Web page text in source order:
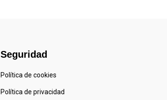
Seguridad
Política de cookies
Política de privacidad